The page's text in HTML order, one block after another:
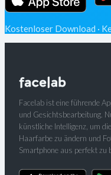
Kostenloser Download ·
Facelab ist eine führende
und Gesichtsbearbeitung.
künstliche Intelligenz, um
Haarfarbe zu ändern und
Smartphone aus perfekt zu